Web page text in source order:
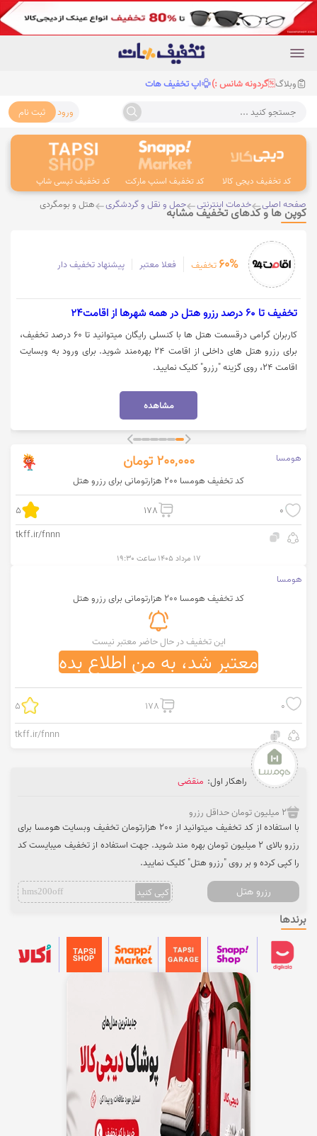
وبلاگ گردونه شانس :) اپ تخفیف هات
جستجو کنید ... ورود ثبت نام
کد تخفیف دیجی کالا کد تخفیف اسنپ مارکت کد تخفیف تپسی شاپ
صفحه اصلی خدمات اینترنتی حمل و نقل و گردشگری هتل و بومگردی
کوپن ها و کدهای تخفیف مشابه
60% تخفیف فعلا معتبر پیشنهاد تخفیف دار
تخفیف تا 60 درصد رزرو هتل در همه شهرها از اقامت24
کاربران گرامی درقسمت هتل ها با کنسلی رایگان میتوانید تا 60 درصد تخفیف،
برای رزرو هتل های داخلی از اقامت 24 بهره‌مند شوید. برای ورود به وبسایت
اقامت 24، روی گزینه "رزرو" کلیک نمایید.
مشاهده
هومسا 200,000 تومان
کد تخفیف هومسا 200 هزارتومانی برای رزرو هتل
0
178
5
tkff.ir/fnnn
۱۷ مرداد ۱۴۰۵ ساعت ۱۹:۳۰
هومسا
کد تخفیف هومسا 200 هزارتومانی برای رزرو هتل
این تخفیف در حال حاضر معتبر نیست
معتبر شد، به من اطلاع بده
0
178
5
tkff.ir/fnnn
راهکار اول: منقضی
2 میلیون تومان حداقل رزرو
با استفاده از کد تخفیف میتوانید از 200 هزارتومان تخفیف وبسایت هومسا برای
رزرو بالای 2 میلیون تومان بهره مند شوید. جهت استفاده از تخفیف میبایست کد
را کپی کرده و بر روی "رزرو هتل" کلیک نمایید.
رزرو هتل کپی کنید hms200off
برندها